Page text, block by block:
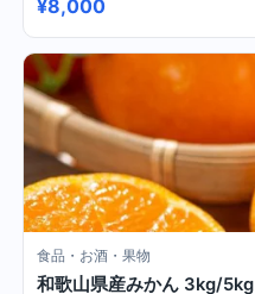
¥8,000
食品・お酒・果物
和歌山県産みかん 3kg/5kg